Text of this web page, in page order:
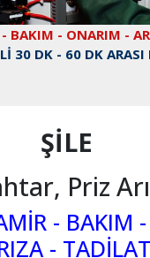
- BAKIM - ONARIM -
30 DK - 60 DK
ŞİLE
Priz
- BAKIM
- TADİLAT